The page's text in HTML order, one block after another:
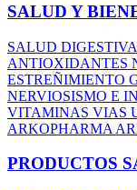
SALUD Y
SALUD DIGESTIVA
ANTIOXIDANTES
ESTREÑIMIENTO
NERVIOSISMO E
VITAMINAS VIAS
ARKOPHARMA
PRODUCTOS